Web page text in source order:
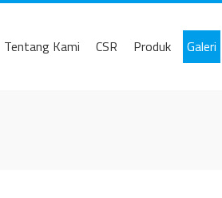
Tentang Kami CSR Produk Galeri